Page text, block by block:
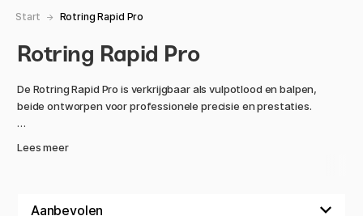
Start Rotring Rapid Pro
Rotring Rapid Pro
De Rotring Rapid Pro is verkrijgbaar als vulpotlood en balpen,
beide ontworpen voor professionele precisie en prestaties.
gedetailleerde schetsen en nauwkeurig schrijven.
Lees meer